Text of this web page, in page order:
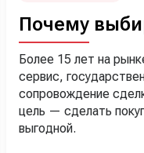
Почему
Более 15 лет на
сервис,
сопровождение
цель — сделать
выгодной.